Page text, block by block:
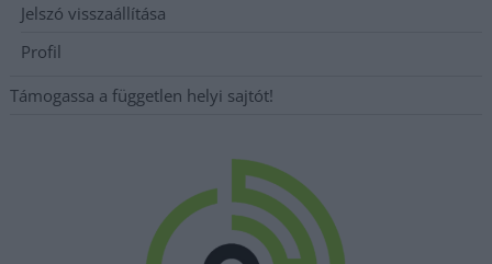
Jelszó visszaállítása
Profil
Támogassa a független helyi sajtót!